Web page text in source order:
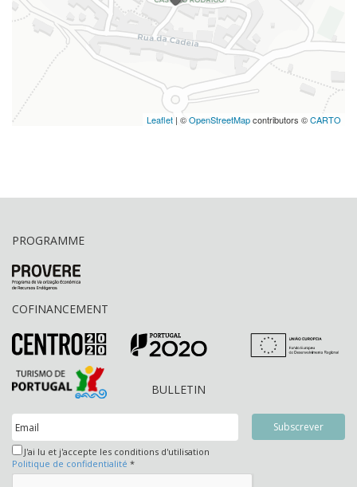
Leaflet | ©OpenStreetMapcontributors ©CARTO
PROGRAMME
COFINANCEMENT
BULLETIN
J'ai lu et j'accepte les conditions d'utilisation
Politique de confidentialité *